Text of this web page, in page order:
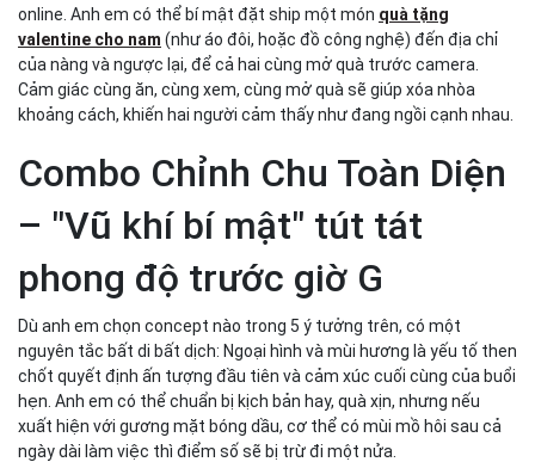
online. Anh em có thể bí mật đặt ship một món quà tặng
valentine cho nam (như áo đôi, hoặc đồ công nghệ) đến địa chỉ
của nàng và ngược lại, để cả hai cùng mở quà trước camera.
Cảm giác cùng ăn, cùng xem, cùng mở quà sẽ giúp xóa nhòa
khoảng cách, khiến hai người cảm thấy như đang ngồi cạnh nhau.
Combo Chỉnh Chu Toàn Diện
– "Vũ khí bí mật" tút tát
phong độ trước giờ G
Dù anh em chọn concept nào trong 5 ý tưởng trên, có một
nguyên tắc bất di bất dịch: Ngoại hình và mùi hương là yếu tố then
chốt quyết định ấn tượng đầu tiên và cảm xúc cuối cùng của buổi
hẹn. Anh em có thể chuẩn bị kịch bản hay, quà xịn, nhưng nếu
xuất hiện với gương mặt bóng dầu, cơ thể có mùi mồ hôi sau cả
ngày dài làm việc thì điểm số sẽ bị trừ đi một nửa.